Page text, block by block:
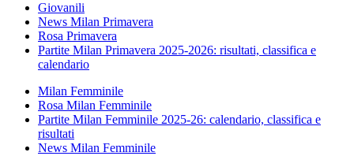
Giovanili
News Milan Primavera
Rosa Primavera
Partite Milan Primavera 2025-2026: risultati, classifica e
calendario
Milan Femminile
Rosa Milan Femminile
Partite Milan Femminile 2025-26: calendario, classifica e
risultati
News Milan Femminile